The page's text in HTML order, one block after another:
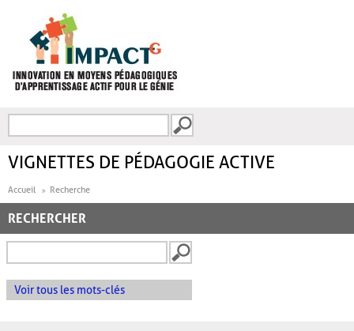
FORMULAIRE DE
VIGNETTES DE PÉDAGOGIE ACTIVE
Accueil Recherche
RECHERCHER
Voir tous les mots-clés